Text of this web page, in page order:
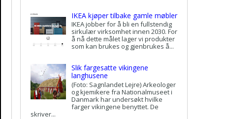
IKEA kjøper tilbake gamle møbler
IKEA jobber for å bli en fullstendig
sirkulær virksomhet innen 2030. For
å nå dette målet lager vi produkter
som kan brukes og gjenbrukes å...
Slik fargesatte vikingene
langhusene
(Foto: Sagnlandet Lejre) Arkeologer
og kjemikere fra Nationalmuseet i
Danmark har undersøkt hvilke
farger vikingene benyttet. De
skriver...